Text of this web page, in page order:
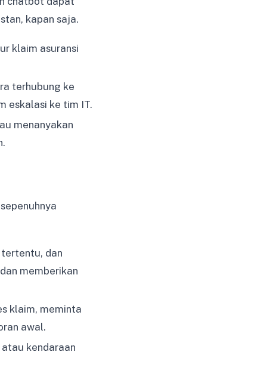
kapan saja.
klaim asuransi
terhubung ke
eskalasi ke tim IT.
menanyakan
dan
memberikan
klaim, meminta
awal.
kendaraan